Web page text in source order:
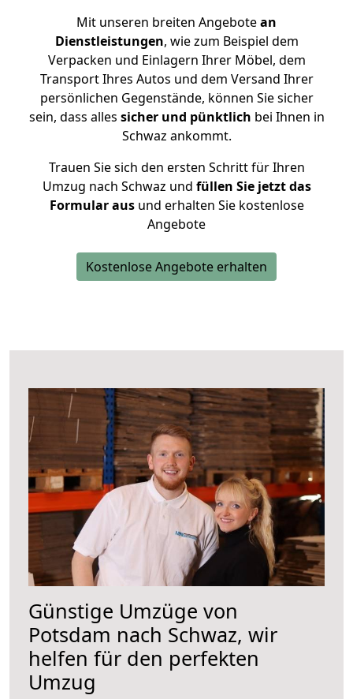
Mit unseren breiten Angebotean
Dienstleistungen, wie zum Beispiel dem
Verpacken und Einlagern Ihrer Möbel, dem
Transport Ihres Autos und dem Versand Ihrer
persönlichen Gegenstände, können Sie sicher
sein, dass alles sicher und pünktlich bei Ihnen in
Schwaz ankommt.
Trauen Sie sich den ersten Schritt für Ihren
Umzug nach Schwaz und füllen Sie jetzt das
Formular ausund erhalten Sie kostenlose
Angebote
Kostenlose Angebote erhalten
Günstige Umzüge von
Potsdam nach Schwaz, wir
helfen für den perfekten
Umzug